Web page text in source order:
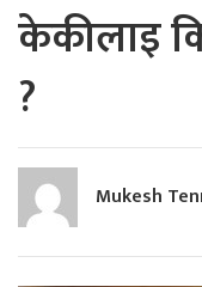
केकीलाइ
?
Mukesh